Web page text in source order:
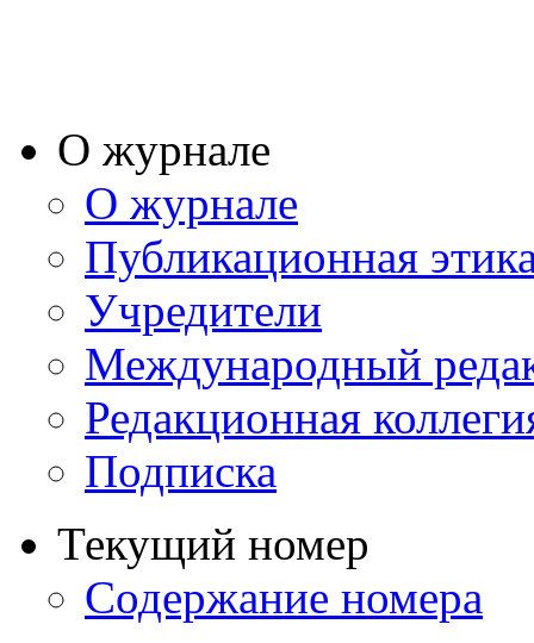
О журнале
О журнале
Публикационная
Учредители
Международный
Редакционная
Подписка
Текущий номер
Содержание номера